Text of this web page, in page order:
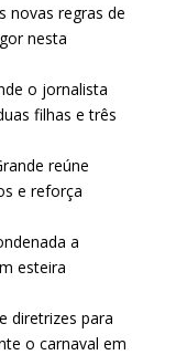
novas regras de
nesta
o jornalista
filhas e três
reúne
e reforça
a
esteira
diretrizes para
o carnaval em